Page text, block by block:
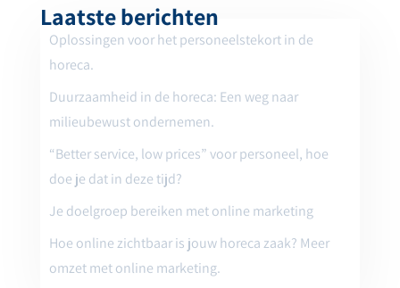
Laatste berichten
Oplossingen voor het personeelstekort in de
horeca.
Duurzaamheid in de horeca: Een weg naar
milieubewust ondernemen.
“Better service, low prices” voor personeel, hoe
doe je dat in deze tijd?
Je doelgroep bereiken met online marketing
Hoe online zichtbaar is jouw horeca zaak? Meer
omzet met online marketing.